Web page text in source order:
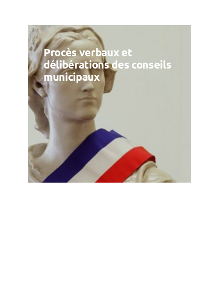
Procès verbaux et
délibérations des conseils
municipaux